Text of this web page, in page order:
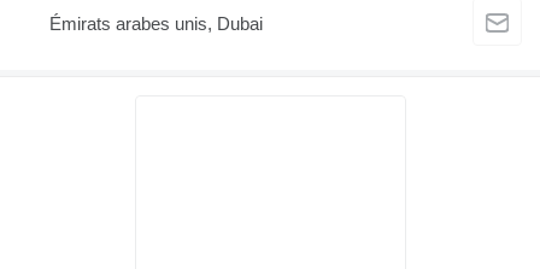
Émirats arabes unis, Dubai